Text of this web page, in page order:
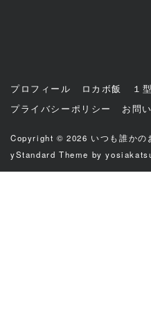
プロフィール ロカボ飯 １
プライバシーポリシー
お問
Copyright © 2026 いつも誰か
yStandard Theme by